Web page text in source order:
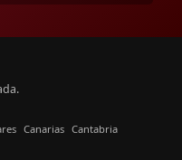
Canarias Cantabria